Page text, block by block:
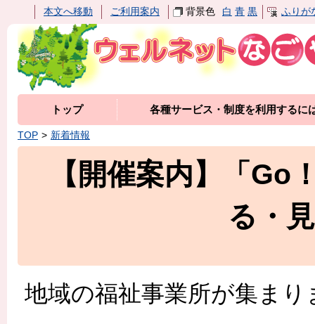
本文へ移動 ご利用案内 背景色 白 青 黒 ふりが
トップ 各種サービス・制度を利用するに
TOP 新着情報
【開催案内】「Go
る・
地域の福祉事業所が集まり